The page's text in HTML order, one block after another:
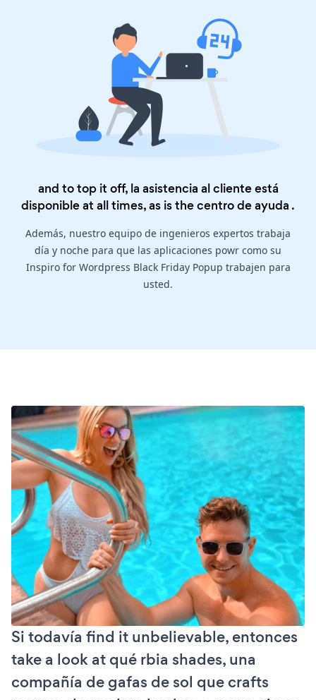
and to top it off, la asistencia al cliente está
disponible at all times, as is thecentro de ayuda .
Además, nuestro equipo de ingenieros expertos trabaja
día y noche para que las aplicaciones powr como su
Inspiro for Wordpress Black Friday Popup trabajen para
usted.
Si todavía find it unbelievable, entonces
take a look at qué rbia shades, una
compañía de gafas de sol que crafts